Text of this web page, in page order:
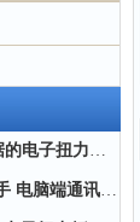
SGTST-500能存数据的电子扭力扳手 带工作记录的智能扭力扳手厂家
可接PC数显扭矩扳手 电脑端通讯力矩扳手 数据上传电脑电子扭力扳手厂家